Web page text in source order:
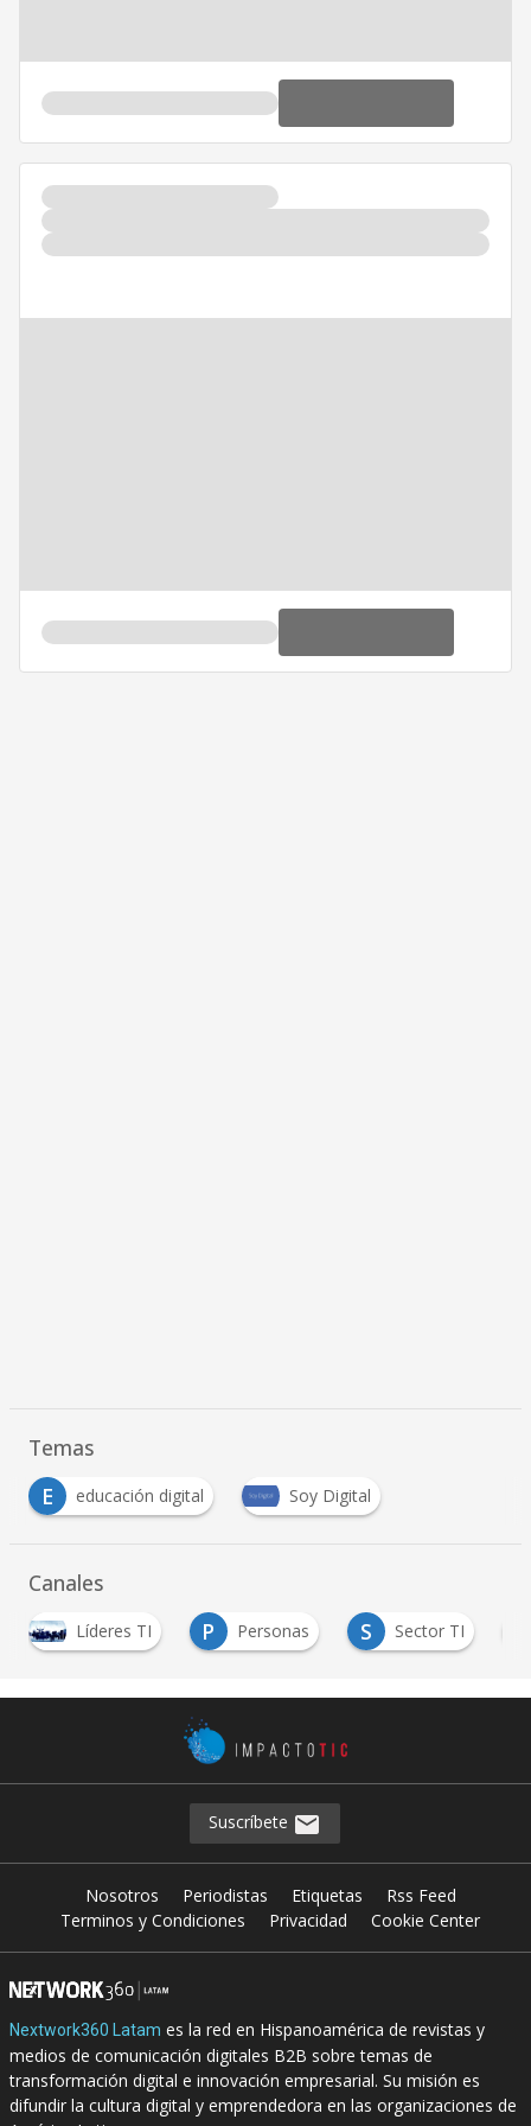
Temas
E
educación digital Soy Digital
Canales
Líderes TI Personas Sector TI
Suscríbete
Nosotros Periodistas Etiquetas
Rss Feed
Terminos y Condiciones
Privacidad Cookie Center
Nextwork360 Latam es la red en Hispanoamérica de revistas y
medios de comunicación digitales B2B sobre temas de
transformación digital e innovación empresarial. Su misión es
difundir la cultura digital y emprendedora en las organizaciones de